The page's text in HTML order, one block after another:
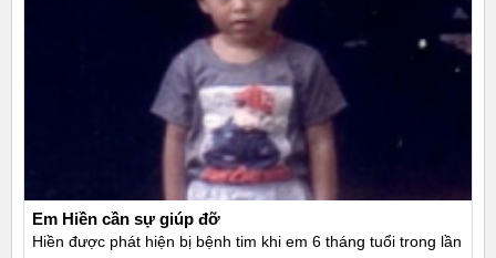
Em Hiền cần sự giúp đỡ
Hiền được phát hiện bị bệnh tim khi em 6 tháng tuổi trong lần